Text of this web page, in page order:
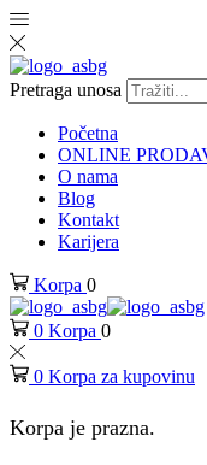
Pretraga unosa
Početna
ONLINE
O nama
Blog
Kontakt
Karijera
Korpa 0
0 Korpa 0
0 Korpa za kupovinu
Korpa je prazna.